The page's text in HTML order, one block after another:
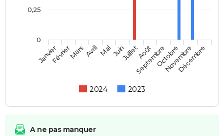
2024 2023
JanvierFévrierMars AvrilMaiJuinJuilletAoût
SeptembreOctobre
Novembre
Décembre
0
0,25
A ne pas manquer